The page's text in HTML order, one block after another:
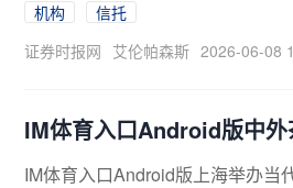
机构
信托
证券时报网 艾伦帕森斯 2026-06-08
IM体育入口Android版中
IM体育入口Android版上海举办当